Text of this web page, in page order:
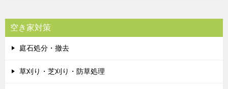
空き家対策
庭石処分・撤去
草刈り・芝刈り・防草処理